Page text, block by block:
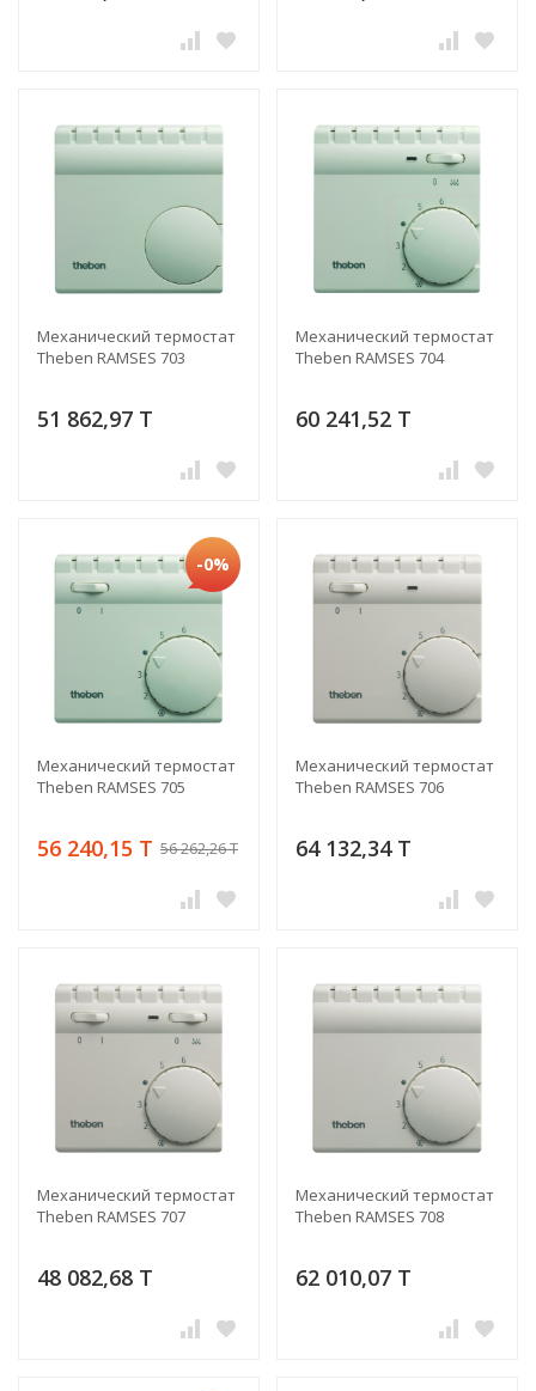
Механический термостат
Theben RAMSES 703
51 862,97 T
Механический термостат
Theben RAMSES 704
60 241,52 T
-0%
Механический термостат
Theben RAMSES 705
56 240,15 T 56 262,26 T
Механический термостат
Theben RAMSES 706
64 132,34 T
Механический термостат
Theben RAMSES 707
48 082,68 T
Механический термостат
Theben RAMSES 708
62 010,07 T